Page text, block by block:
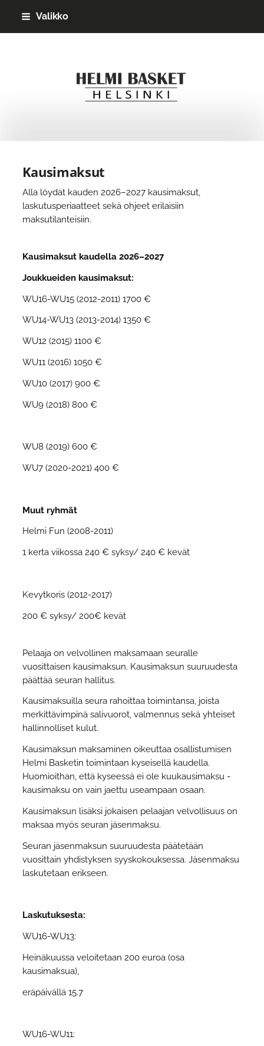
Siirry
Valikko
Helmi Basket ry
Kausimaksut
Alla löydät kauden 2026–2027 kausimaksut,
laskutusperiaatteet sekä ohjeet erilaisiin
maksutilanteisiin.
Kausimaksut kaudella 2026–2027
Joukkueiden kausimaksut:
WU16-WU15 (2012-2011) 1700 €
WU14-WU13 (2013-2014) 1350 €
WU12 (2015) 1100 €
WU11 (2016) 1050 €
WU10 (2017) 900 €
WU9 (2018) 800 €
WU8 (2019) 600 €
WU7 (2020-2021) 400 €
Muut ryhmät
Helmi Fun (2008-2011)
1 kerta viikossa 240 € syksy/ 240 € kevät
Kevytkoris (2012-2017)
200 € syksy/ 200€ kevät
Pelaaja on velvollinen maksamaan seuralle
vuosittaisen kausimaksun. Kausimaksun suuruudesta
päättää seuran hallitus.
Kausimaksuilla seura rahoittaa toimintansa, joista
merkittävimpinä salivuorot, valmennus sekä yhteiset
hallinnolliset kulut.
Kausimaksun maksaminen oikeuttaa osallistumisen
Helmi Basketin toimintaan kyseisellä kaudella.
Huomioithan, että kyseessä ei ole kuukausimaksu -
kausimaksu on vain jaettu useampaan osaan.
Kausimaksun lisäksi jokaisen pelaajan velvollisuus on
maksaa myös seuran jäsenmaksu.
Seuran jäsenmaksun suuruudesta päätetään
vuosittain yhdistyksen syyskokouksessa. Jäsenmaksu
laskutetaan erikseen.
Laskutuksesta:
WU16-WU13:
Heinäkuussa veloitetaan 200 euroa (osa
kausimaksua),
eräpäivällä 15.7
WU16-WU11: